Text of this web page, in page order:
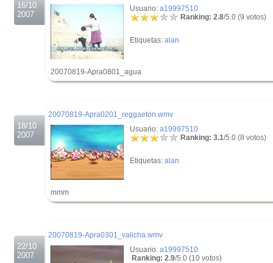
16/10
2007
Usuario: a19997510
Ranking: 2.8/5.0 (9 votos)
Etiquetas: alan
20070819-Apra0801_agua
18/10
2007
20070819-Apra0201_reggaeton.wmv
Usuario: a19997510
Ranking: 3.1/5.0 (8 votos)
Etiquetas: alan
mmm
22/10
2007
20070819-Apra0301_valicha.wmv
Usuario: a19997510
Ranking: 2.9/5.0 (10 votos)